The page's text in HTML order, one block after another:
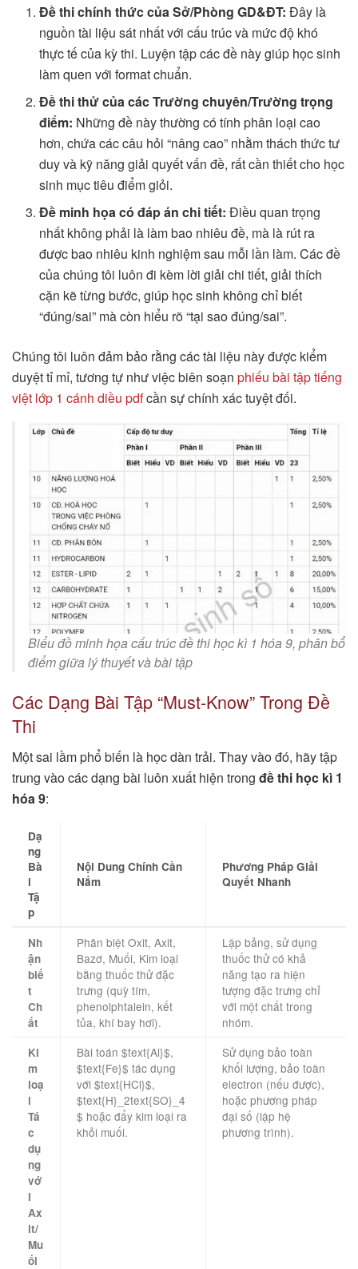
Đề thi chính thức của Sở/Phòng GD&ĐT: Đây là
nguồn tài liệu sát nhất với cấu trúc và mức độ khó
thực tế của kỳ thi. Luyện tập các đề này giúp học sinh
làm quen với format chuẩn.
Đề thi thử của các Trường chuyên/Trường trọng
điểm: Những đề này thường có tính phân loại cao
hơn, chứa các câu hỏi “nâng cao” nhằm thách thức tư
duy và kỹ năng giải quyết vấn đề, rất cần thiết cho học
sinh mục tiêu điểm giỏi.
Đề minh họa có đáp án chi tiết: Điều quan trọng
nhất không phải là làm bao nhiêu đề, mà là rút ra
được bao nhiêu kinh nghiệm sau mỗi lần làm. Các đề
của chúng tôi luôn đi kèm lời giải chi tiết, giải thích
cặn kẽ từng bước, giúp học sinh không chỉ biết
“đúng/sai” mà còn hiểu rõ “tại sao đúng/sai”.
Chúng tôi luôn đảm bảo rằng các tài liệu này được kiểm
duyệt tỉ mỉ, tương tự như việc biên soạn phiếu bài tập tiếng
việt lớp 1 cánh diều pdfcần sự chính xác tuyệt đối.
Biểu đồ minh họa cấu trúc đề thi học kì 1 hóa 9, phân bổ
điểm giữa lý thuyết và bài tập
Các Dạng Bài Tập “Must-Know” Trong Đề
Thi
Một sai lầm phổ biến là học dàn trải. Thay vào đó, hãy tập
trung vào các dạng bài luôn xuất hiện trong đề thi học kì 1
hóa 9:
Dạ
ng
Bà
i
Tậ
p
Nội Dung Chính Cần
Nắm
Phương Pháp Giải
Quyết Nhanh
Nh
ận
biế
t
Ch
ất
Phân biệt Oxit, Axit,
Bazơ, Muối, Kim loại
bằng thuốc thử đặc
trưng (quỳ tím,
phenolphtalein, kết
tủa, khí bay hơi).
Lập bảng, sử dụng
thuốc thử có khả
năng tạo ra hiện
tượng đặc trưng chỉ
với một chất trong
nhóm.
Ki
m
loạ
i
Tá
c
dụ
ng
vớ
i
Ax
it/
Mu
ối
Bài toán $text{Al}$,
$text{Fe}$ tác dụng
với $text{HCl}$,
$text{H}_2text{SO}_4
$ hoặc đẩy kim loại ra
khỏi muối.
Sử dụng bảo toàn
khối lượng, bảo toàn
electron (nếu được),
hoặc phương pháp
đại số (lập hệ
phương trình).